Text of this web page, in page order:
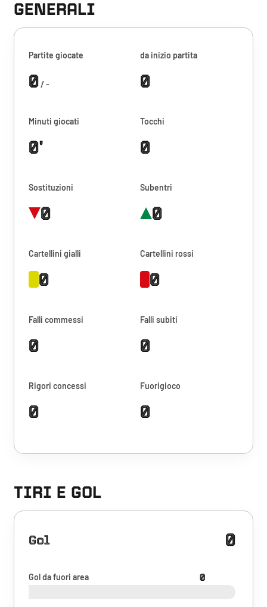
GENERALI
Partite giocate
0/ -
da inizio partita
0
Minuti giocati
0'
Tocchi
0
Sostituzioni
0
Subentri
0
Cartellini gialli
0
Cartellini rossi
0
Falli commessi
0
Falli subiti
0
Rigori concessi
0
Fuorigioco
0
TIRI E GOL
Gol 0
Gol da fuori area 0